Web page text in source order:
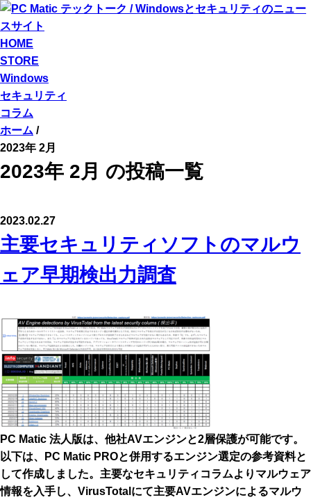
HOME
STORE
Windows
セキュリティ
コラム
ホーム /
2023年 2月
2023年 2月 の投稿一覧
2023.02.27
主要セキュリティソフトのマルウ
ェア早期検出力調査
PC Matic 法人版は、他社AVエンジンと2層保護が可能です。
以下は、PC Matic PROと併用するエンジン選定の参考資料と
して作成しました。主要なセキュリティコラムよりマルウェア
情報を入手し、VirusTotalにて主要AVエンジンによるマルウ